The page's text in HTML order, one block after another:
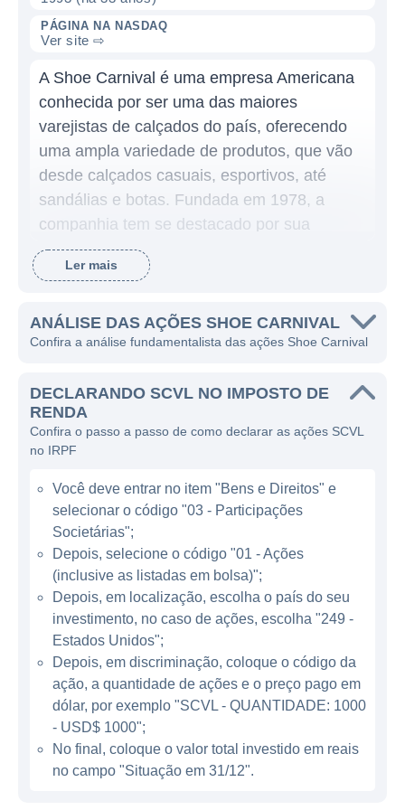
PÁGINA NA NASDAQ
Ver site ⇨
A Shoe Carnival é uma empresa Americana
conhecida por ser uma das maiores
varejistas de calçados do país, oferecendo
uma ampla variedade de produtos, que vão
desde calçados casuais, esportivos, até
sandálias e botas. Fundada em 1978, a
companhia tem se destacado por sua
abordagem diferenciada de vendas e
marketing, que inclui promoções e eventos
presença online, atendendo tanto às
necessidades de compradores que preferem
àqueles que optam pela conveniência das
compras virtuais.
O modelo de negócios da Shoe Carnival gira
em torno da venda de calçados de diversas
marcas renomadas, abrangendo tanto
produtos para homens, mulheres e crianças.
A empresa se posiciona no mercado como
um varejista que oferece preços competitivos
e promoções atrativas, como o famoso "Buy
1, Get 1 Half Off" (Compre 1, leve o segundo
pela metade do preço), que tem sido uma de
suas estratégias promocionais mais bem-
sucedidas. As lojas da Shoe Carnival se
diferenciam pela atmosfera divertida e
acessível, com uma experiência de compra
projetada para ser agradável e convidativa.
Ler mais
ANÁLISE DAS AÇÕES SHOE CARNIVAL
Confira a análise fundamentalista das ações Shoe Carnival
DECLARANDO SCVL NO IMPOSTO DE
RENDA
Confira o passo a passo de como declarar as ações SCVL
no IRPF
Você deve entrar no item "Bens e Direitos" e
selecionar o código "03 - Participações
Societárias";
Depois, selecione o código "01 - Ações
(inclusive as listadas em bolsa)";
Depois, em localização, escolha o país do seu
investimento, no caso de ações, escolha "249 -
Estados Unidos";
Depois, em discriminação, coloque o código da
ação, a quantidade de ações e o preço pago em
dólar, por exemplo "SCVL - QUANTIDADE: 1000
- USD$ 1000";
No final, coloque o valor total investido em reais
no campo "Situação em 31/12".